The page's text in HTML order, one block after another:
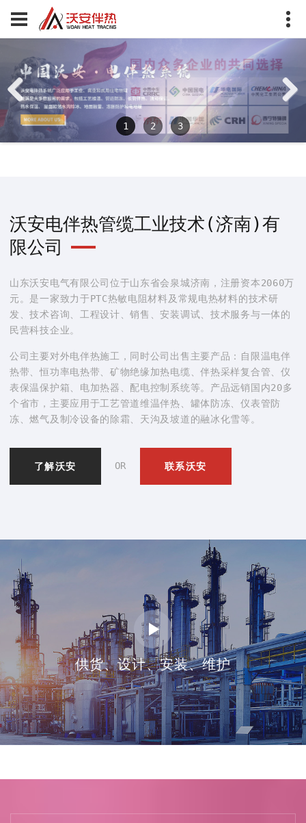
1 2 3
Previous Next
沃安电伴热管缆工业技术(济南)有
限公司
山东沃安电气有限公司位于山东省会泉城济南，注册资本2060万
元。是一家致力于PTC热敏电阻材料及常规电热材料的技术研
发、技术咨询、工程设计、销售、安装调试、技术服务与一体的
民营科技企业。
公司主要对外电伴热施工，同时公司出售主要产品：自限温电伴
热带、恒功率电热带、矿物绝缘加热电缆、伴热采样复合管、仪
表保温保护箱、电加热器、配电控制系统等。产品远销国内20多
个省市，主要应用于工艺管道维温伴热、罐体防冻、仪表管防
冻、燃气及制冷设备的除霜、天沟及坡道的融冰化雪等。
了解沃安 OR 联系沃安
供货、设计、安装、维护